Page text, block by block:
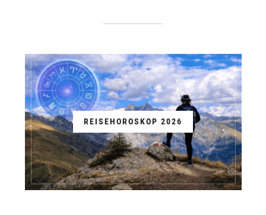
REISEHOROSKOP 2026